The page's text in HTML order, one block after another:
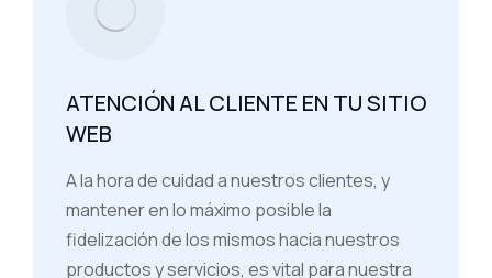
ATENCIÓN AL CLIENTE EN TU SITIO
WEB
A la hora de cuidad a nuestros clientes, y
mantener en lo máximo posible la
fidelización de los mismos hacia nuestros
productos y servicios, es vital para nuestra